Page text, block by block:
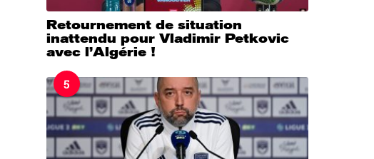
Retournement de situation
inattendu pour Vladimir Petkovic
avec l’Algérie !
5